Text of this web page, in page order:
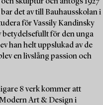
det av till Bauhausskolan i
för Vassily Kandinsky
betydelsefullt för den unga
han helt uppslukad av de
en livslång passion och
8 verk kommer att
Art & Design i